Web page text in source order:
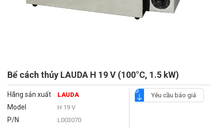
Bể cách thủy LAUDA H 19 V (100°C, 1.5 kW)
Hãng sản xuất LAUDA
Model H 19 V
P/N L003070
Yêu cầu báo giá